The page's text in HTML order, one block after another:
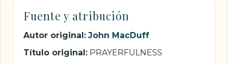
Fuente y atribución
Autor original: John MacDuff
Título original: PRAYERFULNESS